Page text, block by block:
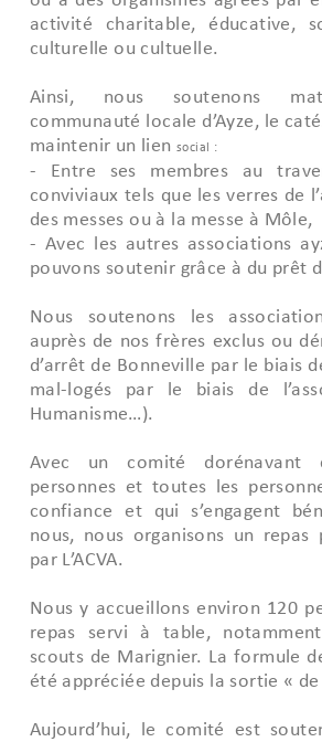
activité charitable, éducative,
culturelle ou cultuelle.
Ainsi, nous soutenons
communauté locale d’Ayze, le
maintenir un liensocial :
- Entre ses membres au
conviviaux tels que les verres de
des messes ou à la messe à Môle,
- Avec les autres associations
pouvons soutenir grâce à du prêt
Nous soutenons les
auprès de nos frères exclus ou
d’arrêt de Bonneville par le biais
mal-logés par le biais de
Humanisme…).
Avec un comité dorénavant
personnes et toutes les
confiance et qui s’engagent
nous, nous organisons un repas
par L’ACVA.
Nous y accueillons environ 120
repas servi à table,
scouts de Marignier. La formule
été appréciée depuis la sortie «
Aujourd’hui, le comité est